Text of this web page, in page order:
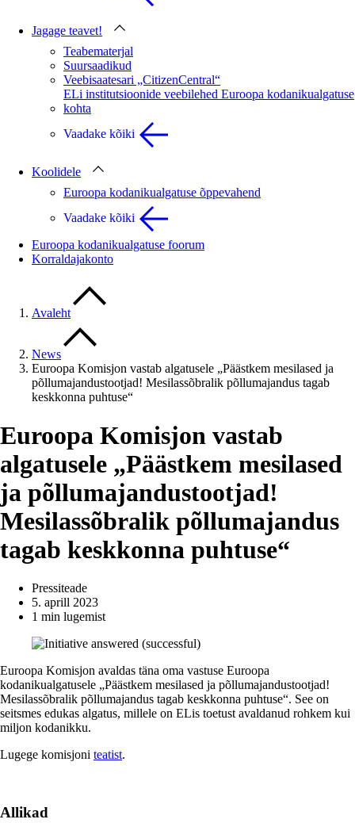
Jagage teavet!
Teabematerjal
Suursaadikud
Veebisaatesari „CitizenCentral“
ELi institutsioonide veebilehed Euroopa kodanikualgatuse
kohta
Vaadake kõiki
Koolidele
Euroopa kodanikualgatuse õppevahend
Vaadake kõiki
Euroopa kodanikualgatuse foorum
Korraldajakonto
Avaleht
News
Euroopa Komisjon vastab algatusele „Päästkem mesilased ja
põllumajandustootjad! Mesilassõbralik põllumajandus tagab
keskkonna puhtuse“
Euroopa Komisjon vastab
algatusele „Päästkem mesilased
ja põllumajandustootjad!
Mesilassõbralik põllumajandus
tagab keskkonna puhtuse“
Pressiteade
5. aprill 2023
1 min lugemist
Euroopa Komisjon avaldas täna oma vastuse Euroopa
kodanikualgatusele „Päästkem mesilased ja põllumajandustootjad!
Mesilassõbralik põllumajandus tagab keskkonna puhtuse“. See on
seitsmes edukas algatus, millele on ELis toetust avaldanud rohkem kui
miljon kodanikku.
Lugege komisjoni teatist.
Allikad